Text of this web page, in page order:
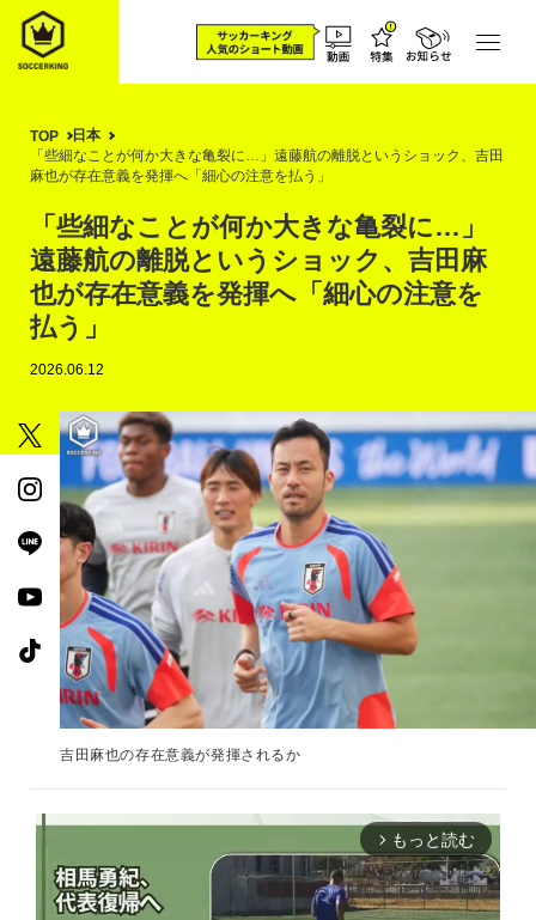
TOP
日本
「些細なことが何か大きな亀裂に…」遠藤航の離脱というショック、吉田
麻也が存在意義を発揮へ「細心の注意を払う」
「些細なことが何か大きな亀裂に…」
遠藤航の離脱というショック、吉田麻
也が存在意義を発揮へ「細心の注意を
払う」
2026.06.12
吉田麻也の存在意義が発揮されるか
arrow_forward_ios もっと読む